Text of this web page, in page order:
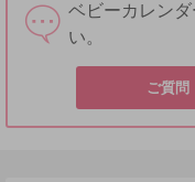
ベビーカレン
い。
ご質問